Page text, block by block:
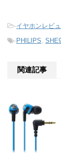
-イヤホンレビ
-PHILIPS,
関連記事